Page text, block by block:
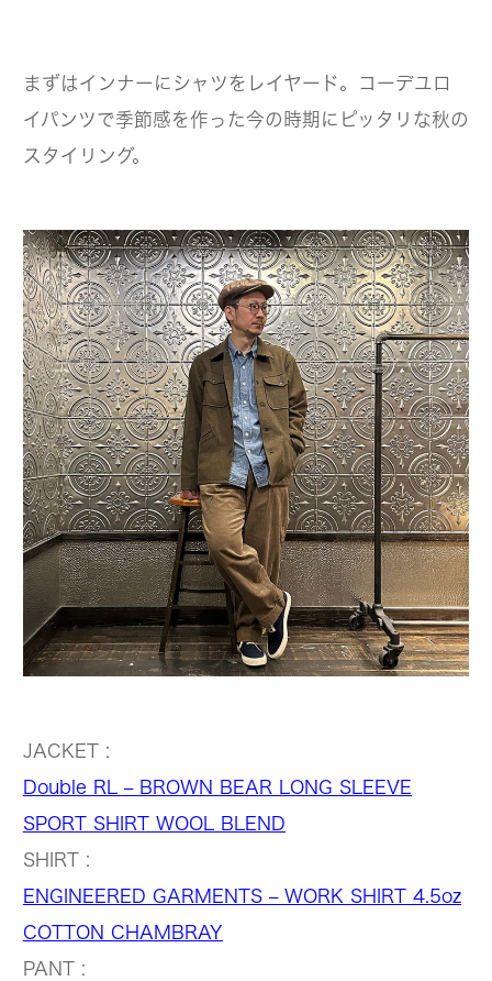
まずはインナーにシャツをレイヤード。コーデユロ
イパンツで季節感を作った今の時期にピッタリな秋の
スタイリング。
JACKET :
Double RL – BROWN BEAR LONG SLEEVE
SPORT SHIRT WOOL BLEND
SHIRT :
ENGINEERED GARMENTS – WORK SHIRT 4.5oz
COTTON CHAMBRAY
PANT :